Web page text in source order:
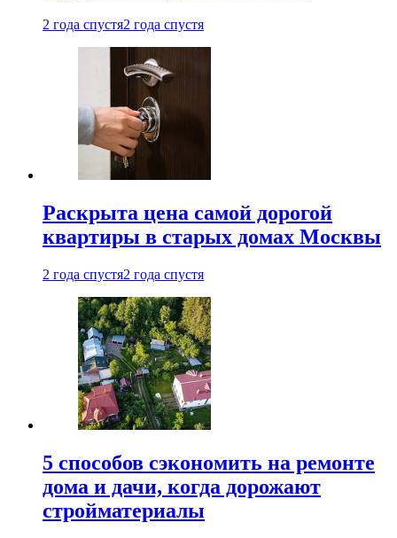
2 года спустя2 года спустя
Раскрыта цена самой дорогой
квартиры в старых домах Москвы
2 года спустя2 года спустя
5 способов сэкономить на ремонте
дома и дачи, когда дорожают
стройматериалы